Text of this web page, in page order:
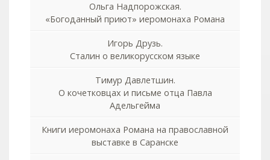
Ольга Надпорожская.
«Богоданный приют» иеромонаха Романа
Игорь Друзь.
Сталин о великорусском языке
Тимур Давлетшин.
О кочетковцах и письме отца Павла
Адельгейма
Книги иеромонаха Романа на православной
выставке в Саранске